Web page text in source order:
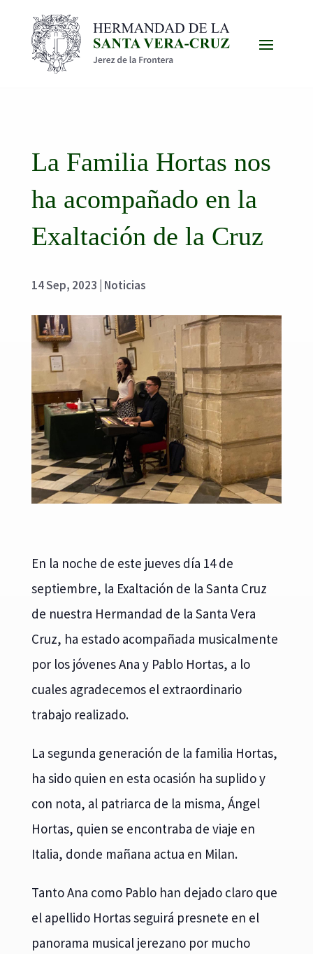
La Familia Hortas nos
ha acompañado en la
Exaltación de la Cruz
14 Sep, 2023 Noticias
En la noche de este jueves día 14 de
septiembre, la Exaltación de la Santa Cruz
de nuestra Hermandad de la Santa Vera
Cruz, ha estado acompañada musicalmente
por los jóvenes Ana y Pablo Hortas, a lo
cuales agradecemos el extraordinario
trabajo realizado.
La segunda generación de la familia Hortas,
ha sido quien en esta ocasión ha suplido y
con nota, al patriarca de la misma, Ángel
Hortas, quien se encontraba de viaje en
Italia, donde mañana actua en Milan.
Tanto Ana como Pablo han dejado claro que
el apellido Hortas seguirá presnete en el
panorama musical jerezano por mucho